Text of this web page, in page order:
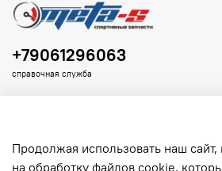
+79061296063
справочная служба
Продолжая использовать наш сайт,
на обработку файлов cookie,